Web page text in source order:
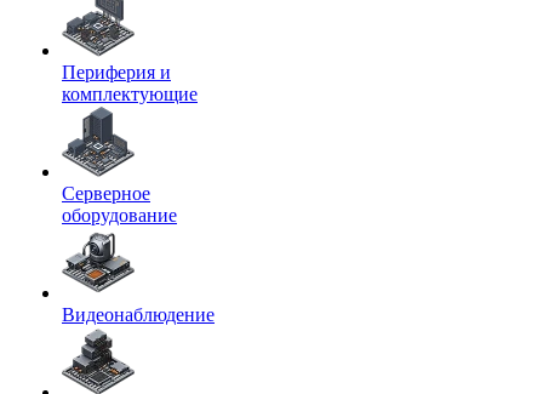
Периферия и
комплектующие
Серверное
оборудование
Видеонаблюдение